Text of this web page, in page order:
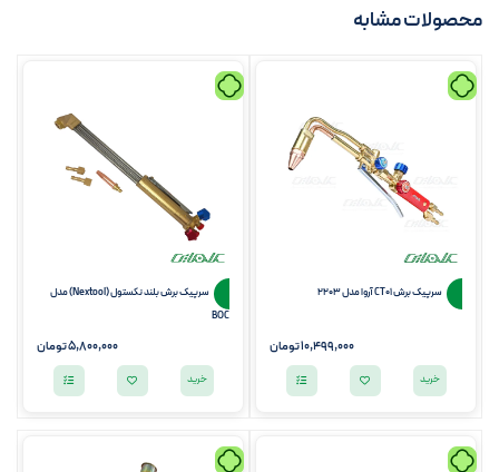
محصولات مشابه
سرپیک برش CT01 آروا مدل 2203
10,499,000تومان
خرید
سرپیک برش بلند نکستول (Nextool) مدل
BOC
5,800,000تومان
خرید